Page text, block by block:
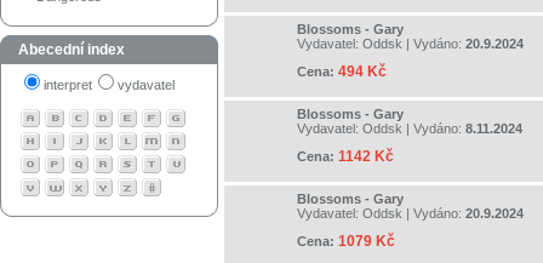
Abecední index
interpret vydavatel
Blossoms - Gary
Vydavatel: Oddsk | Vydáno: 20.9.2024
Cena: 494 Kč
Blossoms - Gary
Vydavatel: Oddsk | Vydáno: 8.11.2024
Cena: 1142 Kč
Blossoms - Gary
Vydavatel: Oddsk | Vydáno: 20.9.2024
Cena: 1079 Kč